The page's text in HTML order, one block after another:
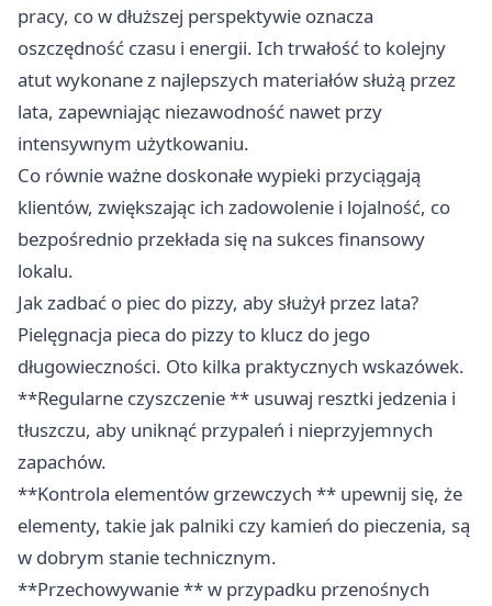
pracy, co w dłuższej perspektywie oznacza
oszczędność czasu i energii. Ich trwałość to kolejny
atut wykonane z najlepszych materiałów służą przez
lata, zapewniając niezawodność nawet przy
intensywnym użytkowaniu.
Co równie ważne doskonałe wypieki przyciągają
klientów, zwiększając ich zadowolenie i lojalność, co
bezpośrednio przekłada się na sukces finansowy
lokalu.
Jak zadbać o piec do pizzy, aby służył przez lata?
Pielęgnacja pieca do pizzy to klucz do jego
długowieczności. Oto kilka praktycznych wskazówek.
**Regularne czyszczenie ** usuwaj resztki jedzenia i
tłuszczu, aby uniknąć przypaleń i nieprzyjemnych
zapachów.
**Kontrola elementów grzewczych ** upewnij się, że
elementy, takie jak palniki czy kamień do pieczenia, są
w dobrym stanie technicznym.
**Przechowywanie ** w przypadku przenośnych